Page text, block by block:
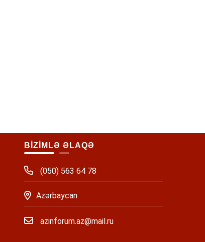
BİZİMLƏ ƏLAQƏ
(050) 563 64 78
Azərbaycan
azinforum.az@mail.ru